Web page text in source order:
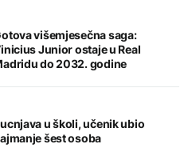
višemjesečna saga:
Junior ostaje u Real
do 2032. godine
u školi, učenik ubio
šest osoba